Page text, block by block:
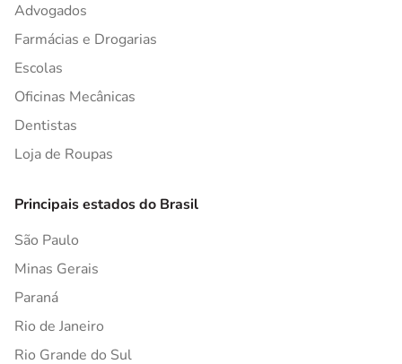
Advogados
Farmácias e Drogarias
Escolas
Oficinas Mecânicas
Dentistas
Loja de Roupas
Principais estados do Brasil
São Paulo
Minas Gerais
Paraná
Rio de Janeiro
Rio Grande do Sul